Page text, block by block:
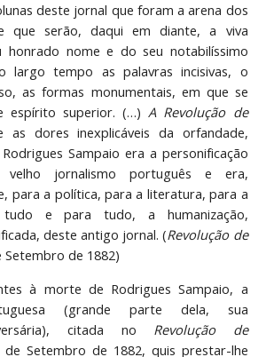
deste jornal que foram a arena dos
que serão, daqui em diante, a viva
honrado nome e do seu notabilíssimo
largo tempo as palavras incisivas, o
as formas monumentais, em que se
espírito superior. (…)A Revolução de
as dores inexplicáveis da orfandade,
Sampaio era a personificação
velho jornalismo português e era,
para a política, para a literatura, para a
tudo e para tudo, a humanização,
deste antigo jornal. (Revolução de
Setembro de 1882)
à morte de Rodrigues Sampaio, a
(grande parte dela, sua
citada no Revolução de
Setembro de 1882, quis prestar-lhe